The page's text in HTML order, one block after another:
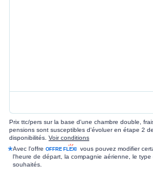
Prix ttc/pers sur la base d'une chambre double,
pensions sont susceptibles d'évoluer en étape 2
disponibilités. Voir conditions
*Avec l'offre
vous pouvez modifier
l'heure de départ, la compagnie aérienne, le
souhaités.